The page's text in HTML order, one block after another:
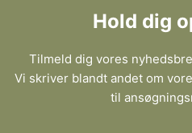
Hold dig
Tilmeld dig vores
Vi skriver blandt andet om
til